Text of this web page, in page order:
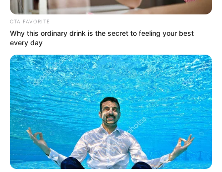
CTA FAVORITE
Why this ordinary drink is the secret to feeling your best
every day